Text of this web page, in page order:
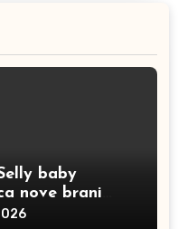
baby
nove brani